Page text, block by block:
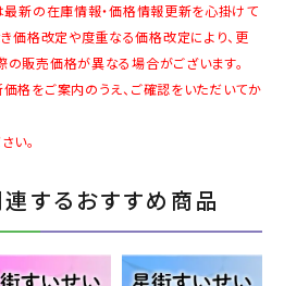
最新の在庫情報・価格情報更新を心掛けて
価格改定や度重なる価格改定により、更
販売価格が異なる場合がございます。
格をご案内のうえ、ご確認をいただいてか
い。
するおすすめ商品